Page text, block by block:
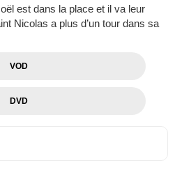
est dans la place et il va leur
Nicolas a plus d’un tour dans sa
VOD
DVD